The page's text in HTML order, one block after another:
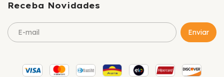
Receba Novidades